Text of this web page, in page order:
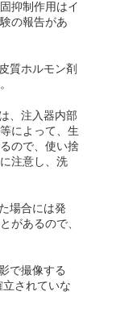
抑制作用はイ
の報告があ
質ホルモン剤
、注入器内部
によって、生
ので、使い捨
注意し、洗
場合には発
があるので、
で撮像する
されていな